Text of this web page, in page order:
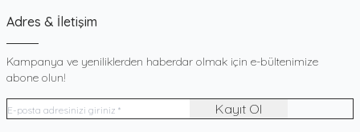
Adres & İletişim
Kampanya ve yeniliklerden haberdar olmak için e-bültenimize
abone olun!
Kayıt Ol